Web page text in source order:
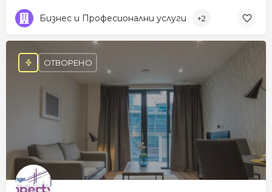
Бизнес и Професионални услуги +2
ОТВОРЕНО